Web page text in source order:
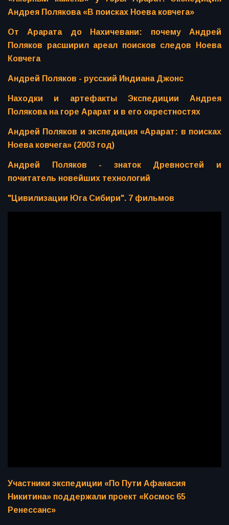
Андрея Полякова «В поисках Ноева ковчега»
От Арарата до Нахичевани: почему Андрей
Поляков расширил ареал поисков следов Ноева
Ковчега
Андрей Поляков - русский Индиана Джонс
Находки и артефакты Экспедиции Андрея
Полякова на горе Арарат и в его окрестностях
Андрей Поляков и экспедиция «Арарат: в поисках
Ноева ковчега» (2003 год)
Андрей Поляков - знаток Древностей и
почитатель новейших технологий
"Цивилизации Юга Сибири". 7 фильмов
Участники экспедиции «По Пути Афанасия
Никитина» поддержали проект «Космос 65
Ренессанс»